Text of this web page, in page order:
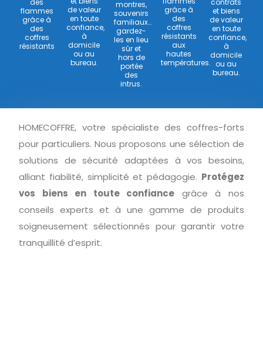
flammes
grâce à
des
coffres
résistants
de valeur
en toute
confiance,
à
domicile
ou au
bureau.
montres,
souvenirs
familiaux…
gardez-
les en lieu
sûr et
hors de
portée
des
intrus.
grâce à
des
coffres
résistants
aux
hautes
températures.
et biens
de valeur
en toute
confiance,
à
domicile
ou au
bureau.
HOMECOFFRE, votre spécialiste des coffres-forts
pour particuliers. Nous proposons une sélection de
solutions de sécurité adaptées à vos besoins,
alliant fiabilité, simplicité et pédagogie. Protégez
vos biens en toute confiance grâce à nos
conseils experts et à une gamme de produits
soigneusement sélectionnés pour garantir votre
tranquillité d’esprit.